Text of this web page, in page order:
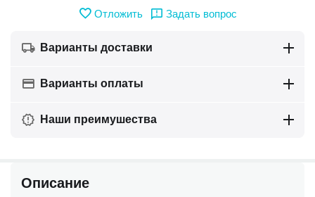
Отложить Задать вопрос
Варианты доставки
Варианты оплаты
Наши преимушества
Описание